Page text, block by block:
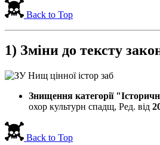
Back to Top
1) Зміни до тексту
Знищення категорії
охор культурн спадщ, Ред. від
Back to Top